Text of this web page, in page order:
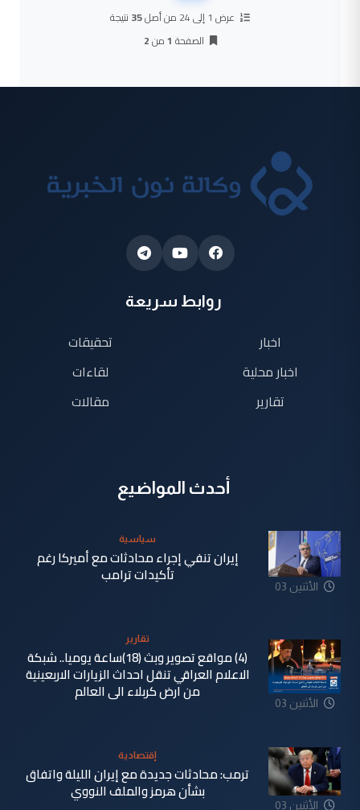
عرض 1 إلى 24 من أصل 35 نتيجة
الصفحة 1من2
روابط سريعة
اخبار
اخبار محلية
تقارير
تحقيقات
لقاءات
مقالات
أحدث المواضيع
الأثنين 03
سياسية
إيران تنفي إجراء محادثات مع أميركا رغم
تأكيدات ترامب
الأثنين 03
تقارير
(4) مواقع تصوير وبث (18)ساعة يوميا.. شبكة
الاعلام العراقي تنقل احداث الزيارات الاربعينية
من ارض كربلاء الى العالم
الأثنين 03
إقتصادية
ترمب: محادثات جديدة مع إيران الليلة واتفاق
بشأن هرمز والملف النووي